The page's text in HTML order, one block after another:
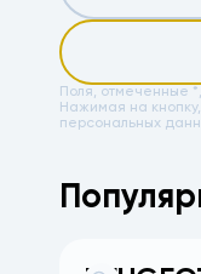
Поля, отмеченные
Нажимая на
персональных